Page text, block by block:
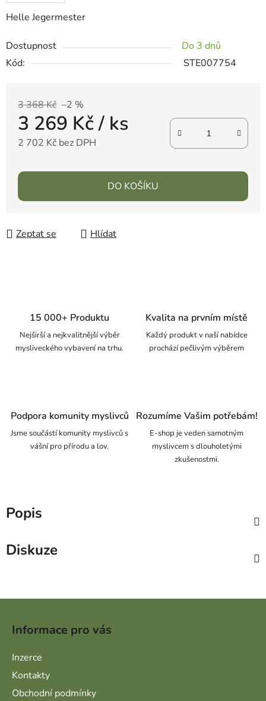
Helle Jegermester
Dostupnost
Do 3 dnů
Kód:
STE007754
3 368 Kč –2 %
3 269 Kč/ ks
2 702 Kč bez DPH
DO KOŠÍKU
Zeptat se Hlídat
15 000+ Produktu
Nejširší a nejkvalitnější výběr
mysliveckého vybavení na trhu.
Kvalita na prvním místě
Každý produkt v naší nabídce
prochází pečlivým výběrem
Podpora komunity myslivců
Jsme součástí komunity myslivců s
vášní pro přírodu a lov.
Rozumíme Vašim potřebám!
E-shop je veden samotným
myslivcem s dlouholetými
zkušenostmi.
Popis
Diskuze
Informace pro vás
Inzerce
Kontakty
Obchodní podmínky